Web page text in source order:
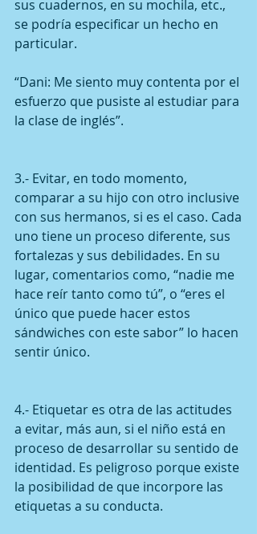
sus cuadernos, en su mochila, etc.,
se podría especificar un hecho en
particular.
“Dani: Me siento muy contenta por el
esfuerzo que pusiste al estudiar para
la clase de inglés”.
3.- Evitar, en todo momento,
comparar a su hijo con otro inclusive
con sus hermanos, si es el caso. Cada
uno tiene un proceso diferente, sus
fortalezas y sus debilidades. En su
lugar, comentarios como, “nadie me
hace reír tanto como tú”, o “eres el
único que puede hacer estos
sándwiches con este sabor” lo hacen
sentir único.
4.- Etiquetar es otra de las actitudes
a evitar, más aun, si el niño está en
proceso de desarrollar su sentido de
identidad. Es peligroso porque existe
la posibilidad de que incorpore las
etiquetas a su conducta.